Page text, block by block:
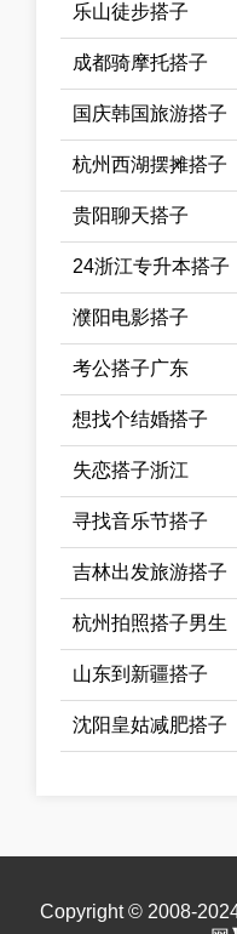
乐山徒步搭子
成都骑摩托搭子
国庆韩国旅游搭子
杭州西湖摆摊搭子
贵阳聊天搭子
24浙江专升本搭子
濮阳电影搭子
考公搭子广东
想找个结婚搭子
失恋搭子浙江
寻找音乐节搭子
吉林出发旅游搭子
杭州拍照搭子男生
山东到新疆搭子
沈阳皇姑减肥搭子
Copyright © 2008-